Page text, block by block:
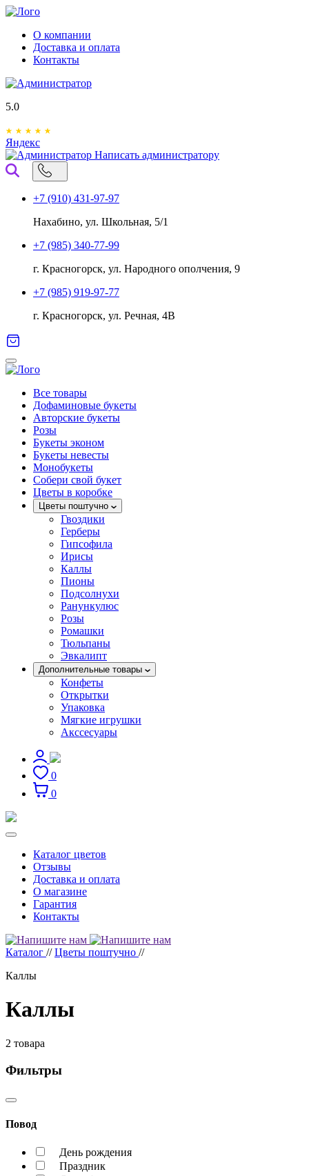
О компании
Доставка и оплата
Контакты
5.0
Яндекс
Написать администратору
+7 (910) 431-97-97
Нахабино, ул. Школьная, 5/1
+7 (985) 340-77-99
г. Красногорск, ул. Народного ополчения, 9
+7 (985) 919-97-77
г. Красногорск, ул. Речная, 4В
Все товары
Дофаминовые букеты
Авторские букеты
Розы
Букеты эконом
Букеты невесты
Монобукеты
Собери свой букет
Цветы в коробке
Цветы поштучно
Гвоздики
Герберы
Гипсофила
Ирисы
Каллы
Пионы
Подсолнухи
Ранункулюс
Розы
Ромашки
Тюльпаны
Эвкалипт
Дополнительные товары
Конфеты
Открытки
Упаковка
Мягкие игрушки
Акссесуары
0
0
Каталог цветов
Отзывы
Доставка и оплата
О магазине
Гарантия
Контакты
Каталог // Цветы поштучно //
Каллы
Каллы
2 товара
Фильтры
Повод
День рождения
Праздник